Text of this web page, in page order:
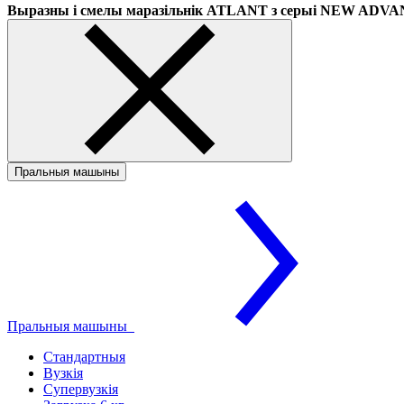
Выразны і смелы маразільнік ATLANT з серыі NEW
Пральныя машыны
Пральныя машыны
Стандартныя
Вузкія
Супервузкія